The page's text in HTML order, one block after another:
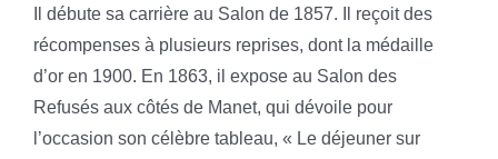
Il débute sa carrière au Salon de 1857. Il reçoit des
récompenses à plusieurs reprises, dont la médaille
d’or en 1900. En 1863, il expose au Salon des
Refusés aux côtés de Manet, qui dévoile pour
l’occasion son célèbre tableau, « Le déjeuner sur